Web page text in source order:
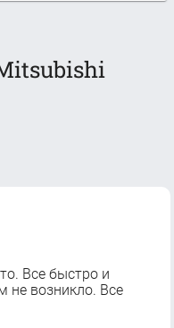
Все быстро и
не возникло. Все